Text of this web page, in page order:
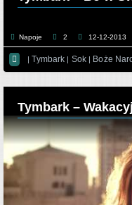
Napoje 2 12-12-2013
 |Tymbark | Sok| Boże
Tymbark –